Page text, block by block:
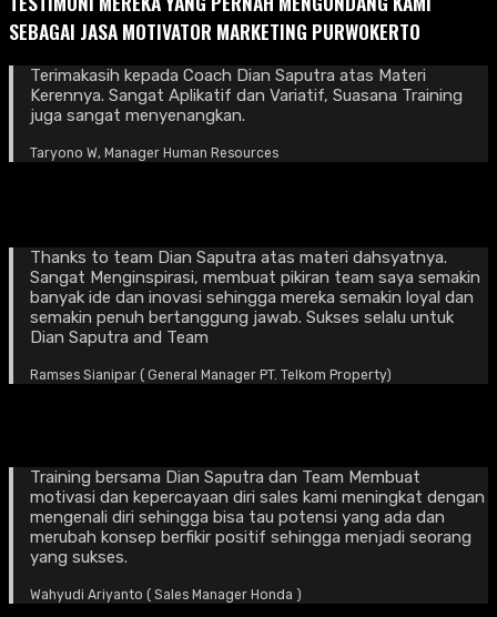
SEBAGAI JASA MOTIVATOR MARKETING PURWOKERTO
Terimakasih kepada Coach Dian Saputra atas Materi
Kerennya. Sangat Aplikatif dan Variatif, Suasana Training
juga sangat menyenangkan.
Taryono W, Manager Human Resources
Thanks to team Dian Saputra atas materi dahsyatnya.
Sangat Menginspirasi, membuat pikiran team saya semakin
banyak ide dan inovasi sehingga mereka semakin loyal dan
semakin penuh bertanggung jawab. Sukses selalu untuk
Dian Saputra and Team
Ramses Sianipar ( General Manager PT. Telkom Property)
Training bersama Dian Saputra dan Team Membuat
motivasi dan kepercayaan diri sales kami meningkat dengan
mengenali diri sehingga bisa tau potensi yang ada dan
merubah konsep berfikir positif sehingga menjadi seorang
yang sukses.
Wahyudi Ariyanto ( Sales Manager Honda )